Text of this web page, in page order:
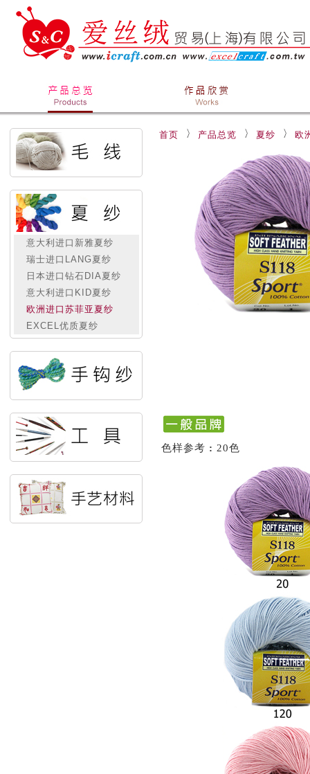
意大利进口新雅夏纱
瑞士进口LANG夏纱
日本进口钻石DIA夏纱
意大利进口KID夏纱
欧洲进口苏菲亚夏纱
EXCEL优质夏纱
首页 产品总览 夏纱 欧
色样参考 : 20色